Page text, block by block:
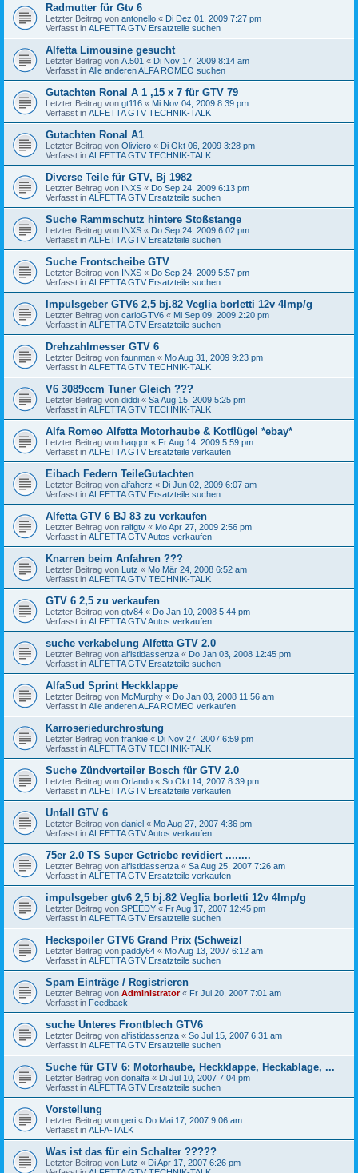
Radmutter für Gtv 6
Letzter Beitrag von antonello « Di Dez 01, 2009 7:27 pm
Verfasst in ALFETTA GTV Ersatzteile suchen
Alfetta Limousine gesucht
Letzter Beitrag von A.501 « Di Nov 17, 2009 8:14 am
Verfasst in Alle anderen ALFA ROMEO suchen
Gutachten Ronal A 1 ,15 x 7 für GTV 79
Letzter Beitrag von gt116 « Mi Nov 04, 2009 8:39 pm
Verfasst in ALFETTA GTV TECHNIK-TALK
Gutachten Ronal A1
Letzter Beitrag von Oliviero « Di Okt 06, 2009 3:28 pm
Verfasst in ALFETTA GTV TECHNIK-TALK
Diverse Teile für GTV, Bj 1982
Letzter Beitrag von INXS « Do Sep 24, 2009 6:13 pm
Verfasst in ALFETTA GTV Ersatzteile suchen
Suche Rammschutz hintere Stoßstange
Letzter Beitrag von INXS « Do Sep 24, 2009 6:02 pm
Verfasst in ALFETTA GTV Ersatzteile suchen
Suche Frontscheibe GTV
Letzter Beitrag von INXS « Do Sep 24, 2009 5:57 pm
Verfasst in ALFETTA GTV Ersatzteile suchen
Impulsgeber GTV6 2,5 bj.82 Veglia borletti 12v 4Imp/g
Letzter Beitrag von carloGTV6 « Mi Sep 09, 2009 2:20 pm
Verfasst in ALFETTA GTV Ersatzteile suchen
Drehzahlmesser GTV 6
Letzter Beitrag von faunman « Mo Aug 31, 2009 9:23 pm
Verfasst in ALFETTA GTV TECHNIK-TALK
V6 3089ccm Tuner Gleich ???
Letzter Beitrag von diddi « Sa Aug 15, 2009 5:25 pm
Verfasst in ALFETTA GTV TECHNIK-TALK
Alfa Romeo Alfetta Motorhaube & Kotflügel *ebay*
Letzter Beitrag von haqqor « Fr Aug 14, 2009 5:59 pm
Verfasst in ALFETTA GTV Ersatzteile verkaufen
Eibach Federn TeileGutachten
Letzter Beitrag von alfaherz « Di Jun 02, 2009 6:07 am
Verfasst in ALFETTA GTV Ersatzteile suchen
Alfetta GTV 6 BJ 83 zu verkaufen
Letzter Beitrag von ralfgtv « Mo Apr 27, 2009 2:56 pm
Verfasst in ALFETTA GTV Autos verkaufen
Knarren beim Anfahren ???
Letzter Beitrag von Lutz « Mo Mär 24, 2008 6:52 am
Verfasst in ALFETTA GTV TECHNIK-TALK
GTV 6 2,5 zu verkaufen
Letzter Beitrag von gtv84 « Do Jan 10, 2008 5:44 pm
Verfasst in ALFETTA GTV Autos verkaufen
suche verkabelung Alfetta GTV 2.0
Letzter Beitrag von alfistidassenza « Do Jan 03, 2008 12:45 pm
Verfasst in ALFETTA GTV Ersatzteile suchen
AlfaSud Sprint Heckklappe
Letzter Beitrag von McMurphy « Do Jan 03, 2008 11:56 am
Verfasst in Alle anderen ALFA ROMEO verkaufen
Karroseriedurchrostung
Letzter Beitrag von frankie « Di Nov 27, 2007 6:59 pm
Verfasst in ALFETTA GTV TECHNIK-TALK
Suche Zündverteiler Bosch für GTV 2.0
Letzter Beitrag von Orlando « So Okt 14, 2007 8:39 pm
Verfasst in ALFETTA GTV Ersatzteile verkaufen
Unfall GTV 6
Letzter Beitrag von daniel « Mo Aug 27, 2007 4:36 pm
Verfasst in ALFETTA GTV Autos verkaufen
75er 2.0 TS Super Getriebe revidiert ........
Letzter Beitrag von alfistidassenza « Sa Aug 25, 2007 7:26 am
Verfasst in ALFETTA GTV Ersatzteile verkaufen
impulsgeber gtv6 2,5 bj.82 Veglia borletti 12v 4Imp/g
Letzter Beitrag von SPEEDY « Fr Aug 17, 2007 12:45 pm
Verfasst in ALFETTA GTV Ersatzteile suchen
Heckspoiler GTV6 Grand Prix (SchweizI
Letzter Beitrag von paddy64 « Mo Aug 13, 2007 6:12 am
Verfasst in ALFETTA GTV Ersatzteile suchen
Spam Einträge / Registrieren
Letzter Beitrag von Administrator« Fr Jul 20, 2007 7:01 am
Verfasst in Feedback
suche Unteres Frontblech GTV6
Letzter Beitrag von alfistidassenza « So Jul 15, 2007 6:31 am
Verfasst in ALFETTA GTV Ersatzteile suchen
Suche für GTV 6: Motorhaube, Heckklappe, Heckablage, ...
Letzter Beitrag von donalfa « Di Jul 10, 2007 7:04 pm
Verfasst in ALFETTA GTV Ersatzteile suchen
Vorstellung
Letzter Beitrag von geri « Do Mai 17, 2007 9:06 am
Verfasst in ALFA-TALK
Was ist das für ein Schalter ?????
Letzter Beitrag von Lutz « Di Apr 17, 2007 6:26 pm